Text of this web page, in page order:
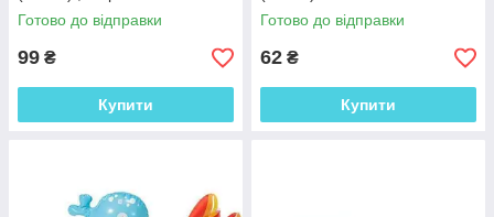
Готово до відправки
99 ₴
Купити
Готово до відправки
62 ₴
Купити